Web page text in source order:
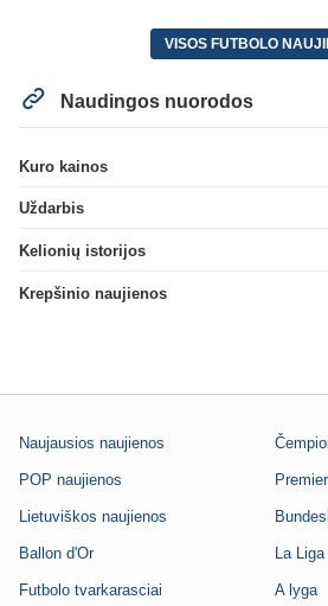
VISOS FUTBOLO
Naudingos nuorodos
Kuro kainos
Uždarbis
Kelionių istorijos
Krepšinio naujienos
Naujausios naujienos
POP naujienos
Lietuviškos naujienos
Ballon d'Or
Futbolo tvarkarasciai
La Liga
A lyga